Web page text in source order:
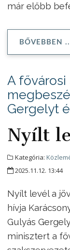
már előbb
BŐVEBBEN
A
Gergelyt
Nyílt
Kategória:
2025.11.12. 13:44
Nyílt levél a
hívja
Gulyás
minisztert a